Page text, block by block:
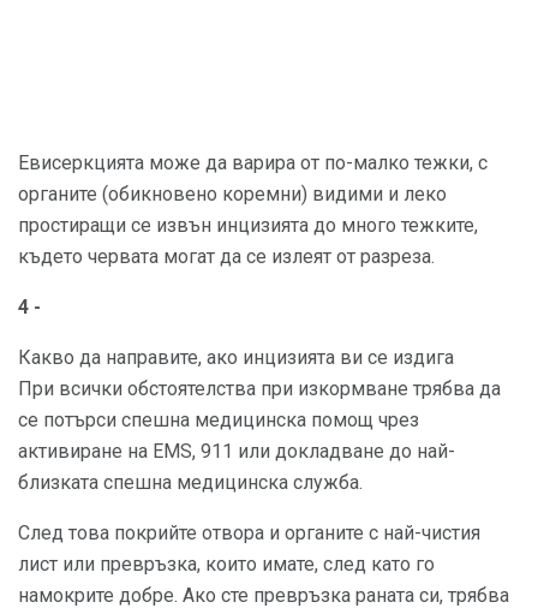
Евисеркцията може да варира от по-малко тежки, с
органите (обикновено коремни) видими и леко
простиращи се извън инцизията до много тежките,
където червата могат да се излеят от разреза.
4 -
Какво да направите, ако инцизията ви се издига
При всички обстоятелства при изкормване трябва да
се потърси спешна медицинска помощ чрез
активиране на EMS, 911 или докладване до най-
близката спешна медицинска служба.
След това покрийте отвора и органите с най-чистия
лист или превръзка, които имате, след като го
намокрите добре. Ако сте превръзка раната си, трябва